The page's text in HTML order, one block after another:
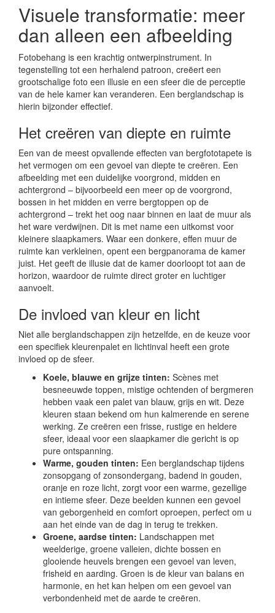
Visuele transformatie: meer
dan alleen een afbeelding
Fotobehang is een krachtig ontwerpinstrument. In
tegenstelling tot een herhalend patroon, creëert een
grootschalige foto een illusie en een sfeer die de perceptie
van de hele kamer kan veranderen. Een berglandschap is
hierin bijzonder effectief.
Het creëren van diepte en ruimte
Een van de meest opvallende effecten van bergfototapete is
het vermogen om een gevoel van diepte te creëren. Een
afbeelding met een duidelijke voorgrond, midden en
achtergrond – bijvoorbeeld een meer op de voorgrond,
bossen in het midden en verre bergtoppen op de
achtergrond – trekt het oog naar binnen en laat de muur als
het ware verdwijnen. Dit is met name een uitkomst voor
kleinere slaapkamers. Waar een donkere, effen muur de
ruimte kan verkleinen, opent een bergpanorama de kamer
juist. Het geeft de illusie dat de kamer doorloopt tot aan de
horizon, waardoor de ruimte direct groter en luchtiger
aanvoelt.
De invloed van kleur en licht
Niet alle berglandschappen zijn hetzelfde, en de keuze voor
een specifiek kleurenpalet en lichtinval heeft een grote
invloed op de sfeer.
Koele, blauwe en grijze tinten: Scènes met
besneeuwde toppen, mistige ochtenden of bergmeren
hebben vaak een palet van blauw, grijs en wit. Deze
kleuren staan bekend om hun kalmerende en serene
werking. Ze creëren een frisse, rustige en heldere
sfeer, ideaal voor een slaapkamer die gericht is op
pure ontspanning.
Warme, gouden tinten: Een berglandschap tijdens
zonsopgang of zonsondergang, badend in gouden,
oranje en roze licht, zorgt voor een warme, gezellige
en intieme sfeer. Deze beelden kunnen een gevoel
van geborgenheid en comfort oproepen, perfect om u
aan het einde van de dag in terug te trekken.
Groene, aardse tinten: Landschappen met
weelderige, groene valleien, dichte bossen en
glooiende heuvels brengen een gevoel van leven,
frisheid en aarding. Groen is de kleur van balans en
harmonie, en het kan helpen om een gevoel van
verbondenheid met de aarde te creëren.